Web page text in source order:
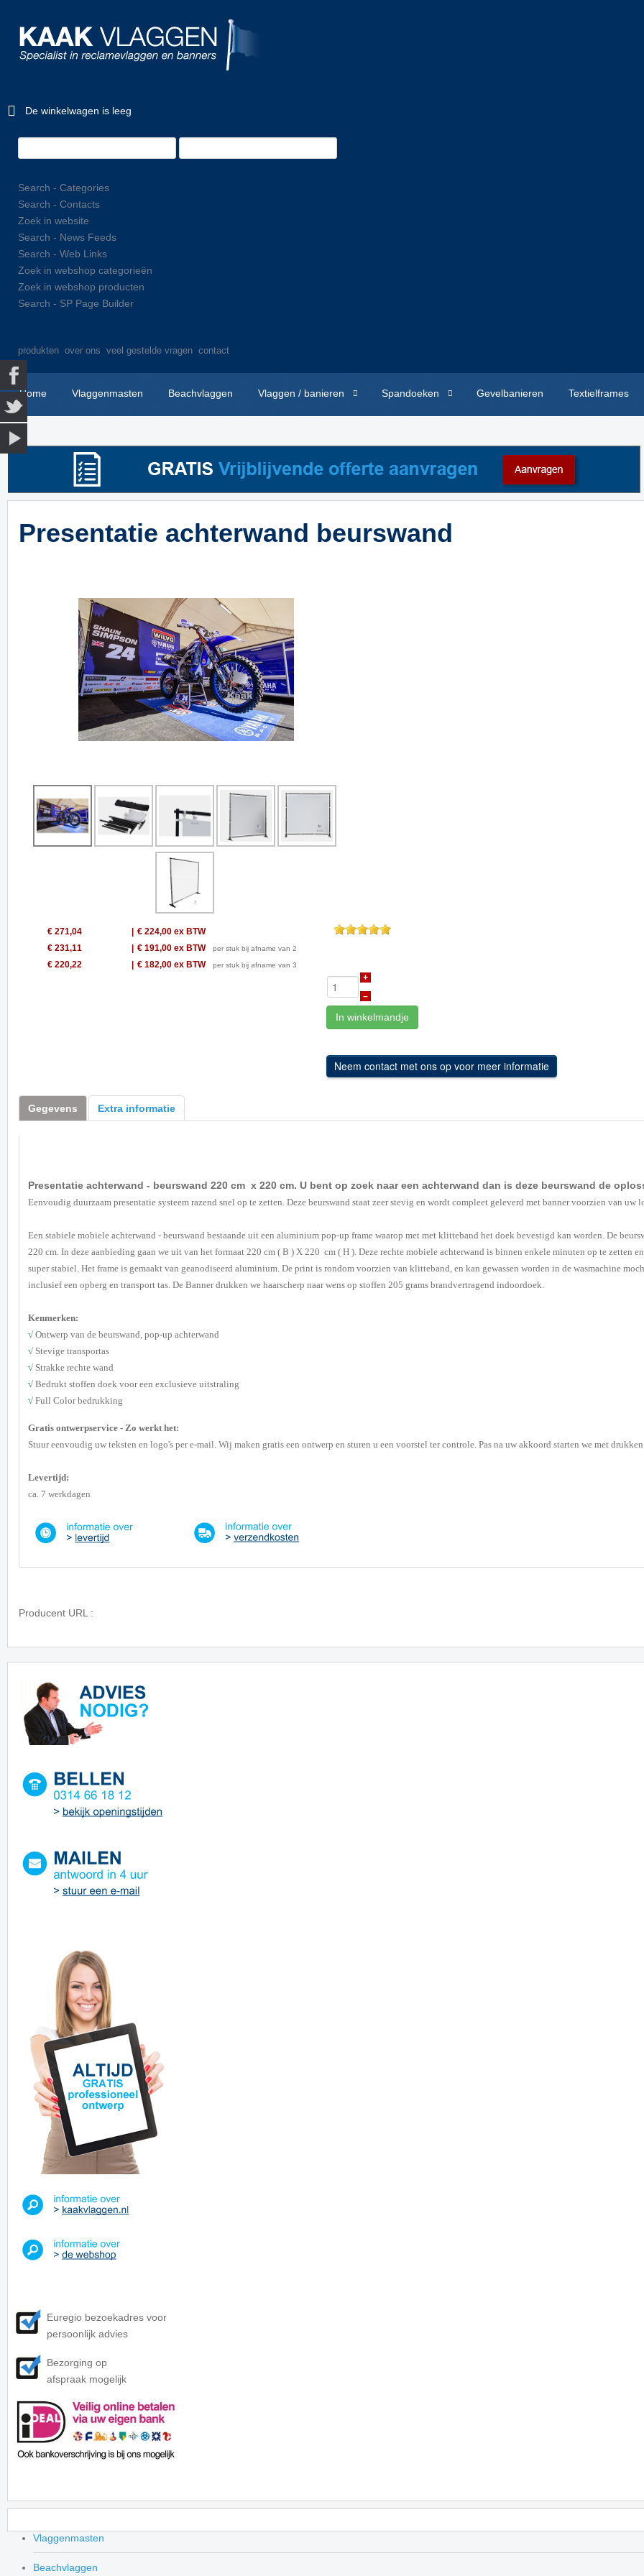
De winkelwagen is leeg
Search - Categories
Search - Contacts
Zoek in website
Search - News Feeds
Search - Web Links
Zoek in webshop categorieën
Zoek in webshop producten
Search - SP Page Builder
produkten over ons veel gestelde vragen contact
Home Vlaggenmasten Beachvlaggen Vlaggen / banieren Spandoeken Gevelbanieren Textielframes
Presentatie achterwand beurswand
€ 271,04 € 224,00 ex BTW
€ 231,11
€ 191,00 ex BTW per stuk bij afname van 2
€ 220,22 € 182,00 ex BTW per stuk bij afname van 3
+
–
In winkelmandje
Gegevens Extra informatie
Presentatie achterwand - beurswand 220 cm x 220 cm. U bent op zoek naar een achterwand dan is deze beurswand de
Eenvoudig duurzaam presentatie systeem razend snel op te zetten. Deze beurswand staat zeer stevig en wordt compleet geleverd met banner voorzien van uw
Een stabiele mobiele achterwand - beurswand bestaande uit een aluminium pop-up frame waarop met met klitteband het doek bevestigd kan worden. De
220 cm. In deze aanbieding gaan we uit van het formaat 220 cm ( B ) X 220 cm ( H ). Deze rechte mobiele achterwand is binnen enkele minuten op te zetten
super stabiel. Het frame is gemaakt van geanodiseerd aluminium. De print is rondom voorzien van klitteband, en kan gewassen worden in de wasmachine
inclusief een opberg en transport tas. De Banner drukken we haarscherp naar wens op stoffen 205 grams brandvertragend indoordoek.
Kenmerken:
√ Ontwerp van de beurswand, pop-up achterwand
√ Stevige transportas
√ Strakke rechte wand
√ Bedrukt stoffen doek voor een exclusieve uitstraling
√ Full Color bedrukking
Gratis ontwerpservice - Zo werkt het:
Stuur eenvoudig uw teksten en logo's per e-mail. Wij maken gratis een ontwerp en sturen u een voorstel ter controle. Pas na uw akkoord starten we met
Levertijd:
ca. 7 werkdagen
Producent URL :
Euregio bezoekadres voor
persoonlijk advies
Bezorging op
afspraak mogelijk
Vlaggenmasten
Beachvlaggen